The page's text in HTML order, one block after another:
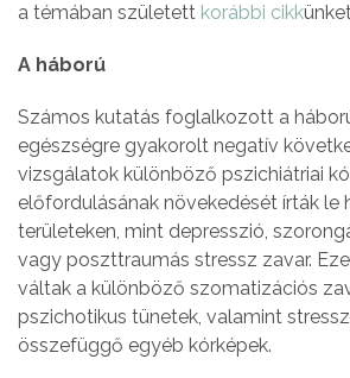
a témában született korábbi cikk
A háború
Számos kutatás foglalkozott a
egészségre gyakorolt negatív
vizsgálatok különböző pszichiátriai
előfordulásának növekedését írták le
területeken, mint depresszió,
vagy poszttraumás stressz zavar.
váltak a különböző szomatizációs
pszichotikus tünetek, valamint
összefüggő egyéb kórképek.